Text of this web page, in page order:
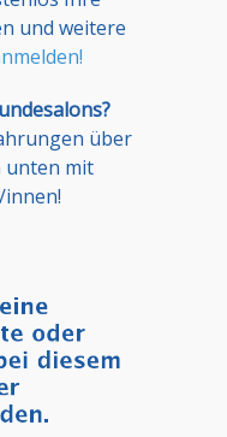
und weitere
über
unten mit